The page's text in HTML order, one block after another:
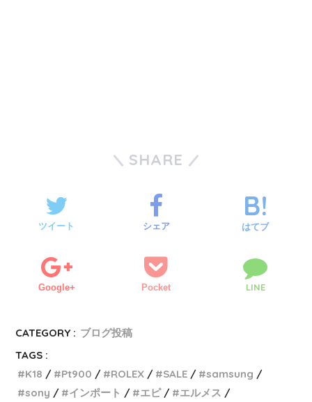
SHARE
ツイート シェア はてブ
Google+ Pocket LINE
CATEGORY : ブログ投稿
TAGS :
K18
Pt900 ROLEX SALE
samsung
sony
インポート エピ
エルメス